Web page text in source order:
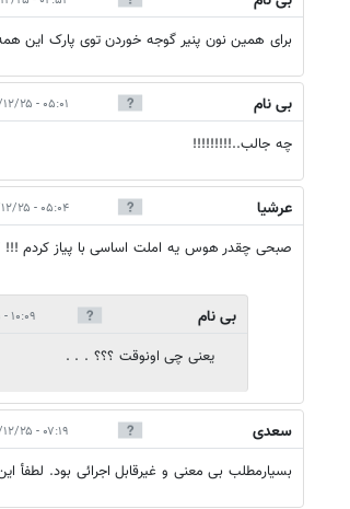
برای همین نون پنیر گوجه خوردن توی پارک این
بی نام ۰۵:۰۱ - ۱۳۹۲/۱۲/۲۵
چه جالب..!!!!!!!!!
عرشیا ۰۵:۰۴ - ۱۳۹۲/۱۲/۲۵
صبحی چقدر هوس یه املت اساسی با پیاز کردم
بی نام ۱۰:۰۹ - ۱۳۹۲/۱۲/۲۵
یعنی چی اونوقت ؟؟؟ . . .
سعدى ۰۷:۱۹ - ۱۳۹۲/۱۲/۲۵
بسيارمطلب بى معنى و غيرقابل اجرائى بود. لطفأ